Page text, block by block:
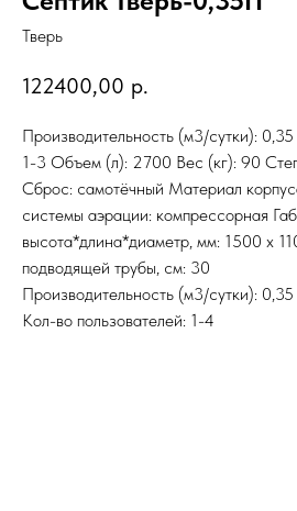
Тверь
122400,00 р.
Производительность (м3/сутки):
1-3 Объем (л): 2700 Вес (кг): 90
Сброс: самотёчный Материал
системы аэрации: компрессорная
высота*длина*диаметр, мм: 1500 x
подводящей трубы, см: 30
Производительность (м3/сутки): 0,35
Кол-во пользователей: 1-4